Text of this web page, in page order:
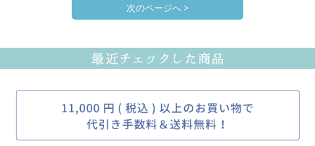
次のページへ >